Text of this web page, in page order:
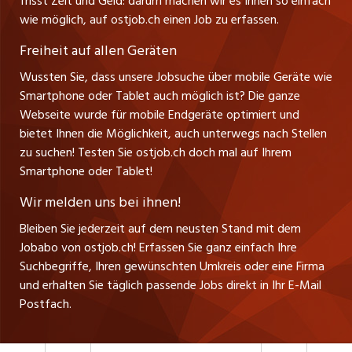
Management / Kader-Jobs
Berufsgruppen
Top-Regionen
Jobline
jobbern.ch
jobmittelland.ch
jobzüri.ch
schaffu.ch (VS)
ajourjob.ch
CH Media
Leiter ostjob.ch
Fredy Pillinger
Verkauf und Beratung
Christoph Walzl
Verkauf und Beratung
wie möglich, auf ostjob.ch einen Job zu erfassen.
Freiheit auf allen Geräten
Wussten Sie, dass unsere Jobsuche über mobile Geräte wie
Smartphone oder Tablet auch möglich ist? Die ganze
Webseite wurde für mobile Endgeräte optimiert und
bietet Ihnen die Möglichkeit, auch unterwegs nach Stellen
zu suchen! Testen Sie ostjob.ch doch mal auf Ihrem
Smartphone oder Tablet!
Wir melden uns bei ihnen!
Bleiben Sie jederzeit auf dem neusten Stand mit dem
Jobabo von ostjob.ch! Erfassen Sie ganz einfach Ihre
Suchbegriffe, Ihren gewünschten Umkreis oder eine Firma
und erhalten Sie täglich passende Jobs direkt in Ihr E-Mail
Postfach.